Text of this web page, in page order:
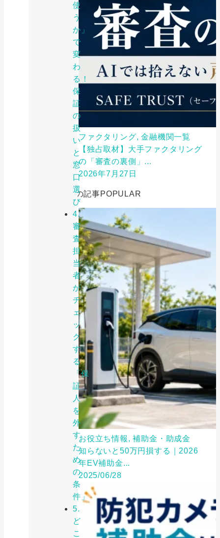
使
う
か」
で
変
わ
る！
保
証
の
扱
い
と
窓
口
選
び
4.
審
査
担
当
者
が
チ
ェ
ッ
ク
す
る
「保
証
人
を
外
す
た
め
の
条
件」
5.
ど
こ
ファクタリング, 金融機関一覧
【独占取材】大手ファクタリング
の「審査の裏側」...
2026年7月27日
人気の記事POPULAR
お役立ち情報, 補助金・助成金
知らないと50万円損する｜2026
年EV補助金...
2025/06/28